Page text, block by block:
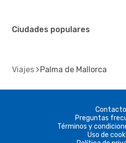
Ciudades populares
Viajes Palma de Mallorca
Contacto
Preguntas
Términos y
Uso de